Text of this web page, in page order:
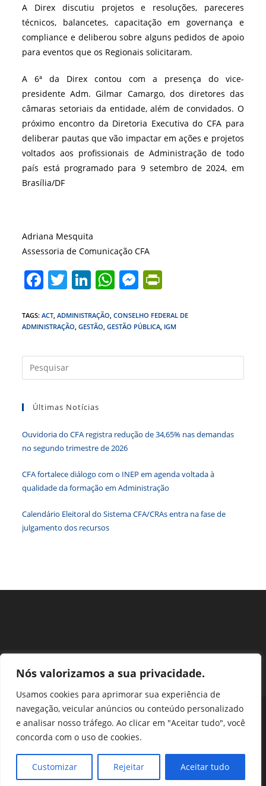
Nós valorizamos a sua privacidade.
Usamos cookies para aprimorar sua experiência de
navegação, veicular anúncios ou conteúdo personalizado
e analisar nosso tráfego. Ao clicar em "Aceitar tudo", você
concorda com o uso de cookies.
Customizar Rejeitar Aceitar tudo
A Direx discutiu projetos e resoluções, pareceres
técnicos, balancetes, capacitação em governança e
compliance e deliberou sobre alguns pedidos de apoio
para eventos que os Regionais solicitaram.
A 6ª da Direx contou com a presença do vice-
presidente Adm. Gilmar Camargo, dos diretores das
câmaras setoriais da entidade, além de convidados. O
próximo encontro da Diretoria Executiva do CFA para
deliberar pautas que vão impactar em ações e projetos
voltados aos profissionais de Administração de todo
país está programado para 9 setembro de 2024, em
Brasília/DF
Adriana Mesquita
Assessoria de Comunicação CFA
F
c
e
b
o
k
T
itt
er
Li
k
e
dI
n
W
at
s
A
p
M
ss
e
n
g
tF
ri
e
n
TAGS:ACT ADMINISTRAÇÃO CONSELHO FEDERAL DE
ADMINISTRAÇÃO GESTÃO GESTÃO PÚBLICA IGM
a
Últimas Notícias
Ouvidoria do CFA registra redução de 34,65% nas demandas
no segundo trimestre de 2026
CFA fortalece diálogo com o INEP em agenda voltada à
qualidade da formação em Administração
Calendário Eleitoral do Sistema CFA/CRAs entra na fase de
julgamento dos recursos
Perguntas Frequentes
Ouvidoria
Transparência e prestação de contas
Assessoria de Imprensa
Setor de Autarquias Sul 1 Bloco L Edificio CFA - Asa Sul, Brasília -
DF, 70070-932 | Telefone: (61) 3218-1800 | cfa@cfa.org.br |
Copyright - 2024 CFA | All Rights Reserved | Powered by CFA